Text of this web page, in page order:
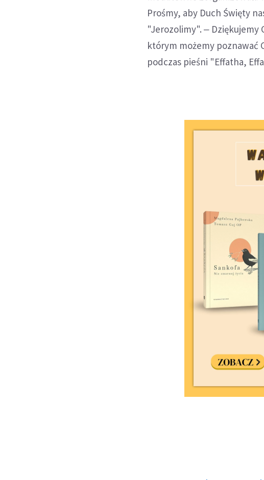
Prośmy, aby Duch Święty
"Jerozolimy". ‒ Dziękujemy
którym możemy poznawać
podczas pieśni "Effatha,